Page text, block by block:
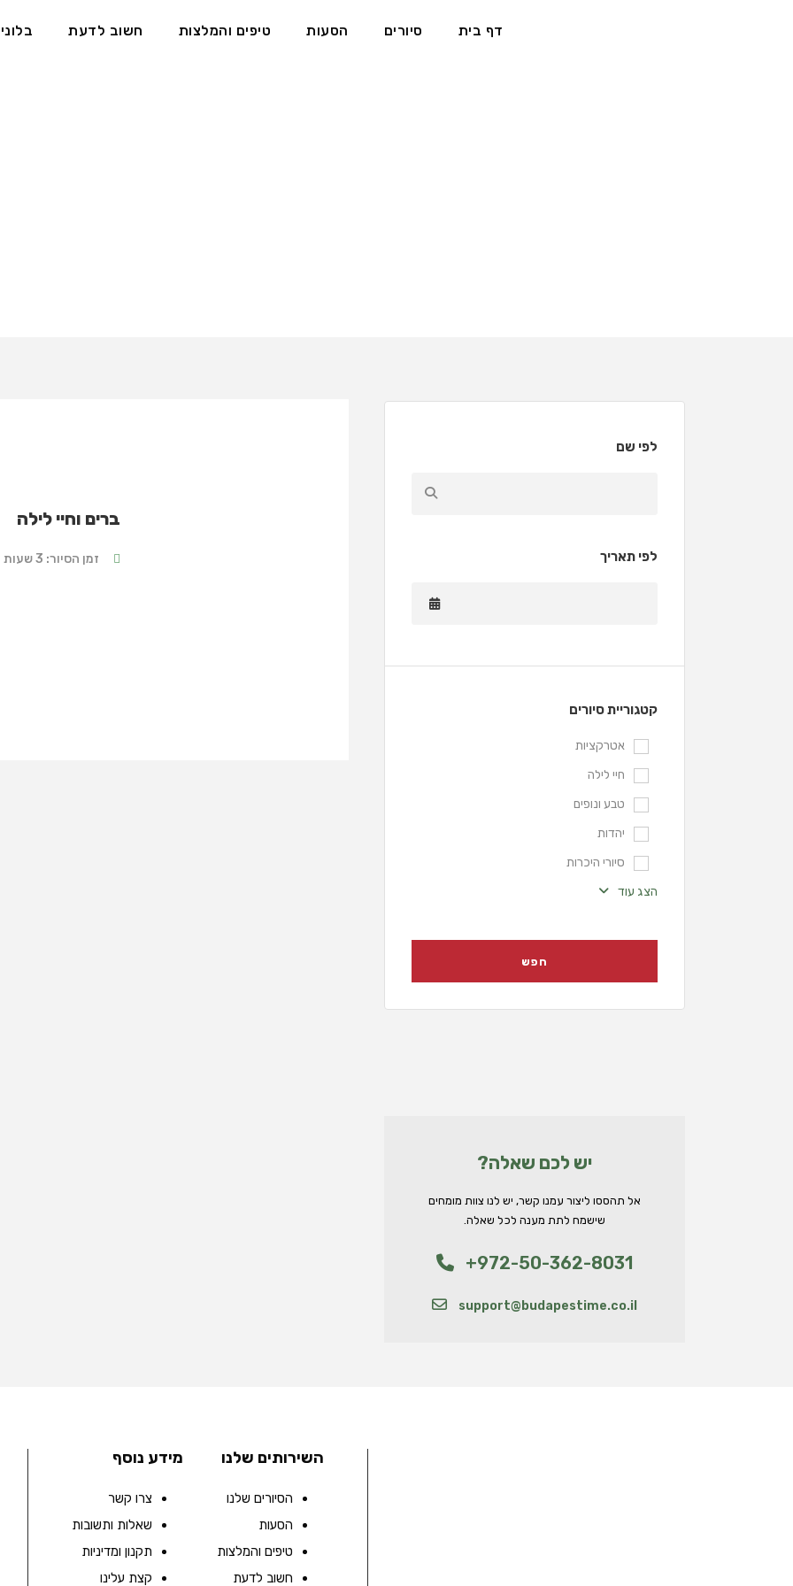
דף בית סיורים הסעות טיפים והמלצות חשוב לדעת
ברים וחיי לילה
זמן הסיור: 3 שעות
לפי שם
לפי תאריך
קטגוריית סיורים
אטרקציות
חיי לילה
טבע ונופים
יהדות
סיורי היכרות
הצג עוד
יש לכם שאלה?
אל תהססו ליצור עמנו קשר, יש לנו צוות מומחים
שישמח לתת מענה לכל שאלה.
+972-50-362-8031
support@budapestime.co.il
השירותים שלנו
הסיורים שלנו
הסעות
טיפים והמלצות
חשוב לדעת
מידע נוסף
צרו קשר
שאלות ותשובות
תקנון ומדיניות
קצת עלינו